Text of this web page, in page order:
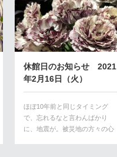
休館日のお知らせ 2021
年2月16日（火）
ほぼ10年前と同じタイミング
で、忘れるなと言わんばかり
に、地震が。被災地の方々の心